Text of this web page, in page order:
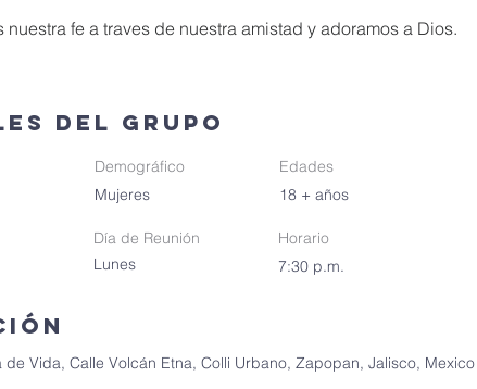
nuestra fe a traves de nuestra amistad y adoramos a Dios.
del grupo
Demográfico
Mujeres
Edades
18 + años
Día de Reunión
Lunes
Horario
7:30 p.m.
de Vida, Calle Volcán Etna, Colli Urbano, Zapopan, Jalisco, Mexico